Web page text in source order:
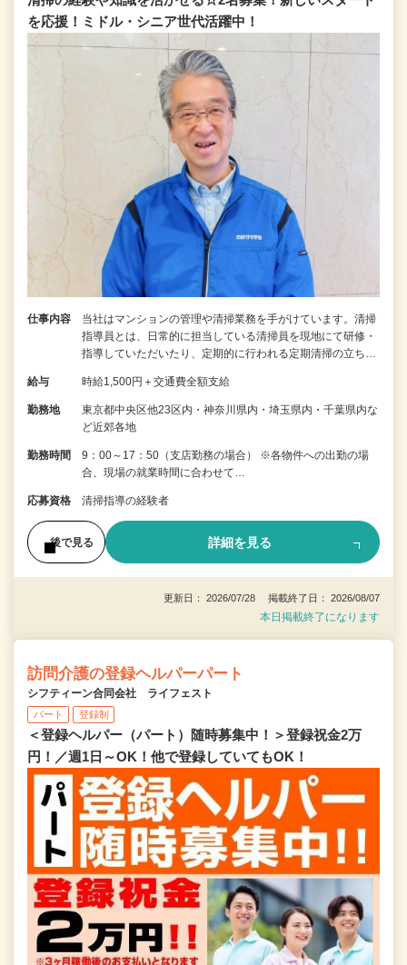
を応援！ミドル・シニア世代活躍中！
仕事内容
当社はマンションの管理や清掃業務を手がけています。清掃
指導員とは、日常的に担当している清掃員を現地にて研修・
指導していただいたり、定期的に行われる定期清掃の立ち…
給与 時給1,500円＋交通費全額支給
勤務地
東京都中央区他23区内・神奈川県内・埼玉県内・千葉県内な
ど近郊各地
勤務時間
9：00～17：50（支店勤務の場合） ※各物件への出勤の場
合、現場の就業時間に合わせて…
応募資格 清掃指導の経験者
後で見る 詳細を見る
更新日： 2026/07/28 掲載終了日： 2026/08/07
本日掲載終了になります
訪問介護の登録ヘルパーパート
シフティーン合同会社 ライフェスト
パート 登録制
＜登録ヘルパー（パート）随時募集中！＞登録祝金2万
円！／週1日～OK！他で登録していてもOK！